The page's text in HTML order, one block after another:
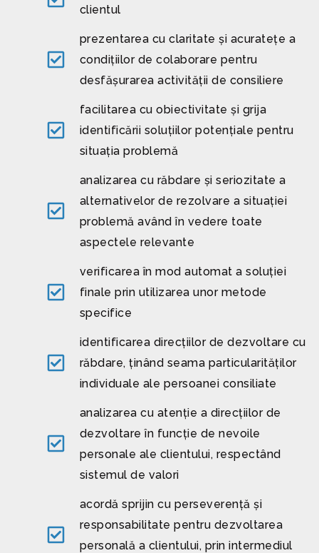
clientul
prezentarea cu claritate și acuratețe a
condițiilor de colaborare pentru
desfășurarea activității de consiliere
facilitarea cu obiectivitate și grija
identificării soluțiilor potențiale pentru
situația problemă
analizarea cu răbdare și seriozitate a
alternativelor de rezolvare a situației
problemă având în vedere toate
aspectele relevante
verificarea în mod automat a soluției
finale prin utilizarea unor metode
specifice
identificarea direcțiilor de dezvoltare cu
răbdare, ținând seama particularităților
individuale ale persoanei consiliate
analizarea cu atenție a direcțiilor de
dezvoltare în funcție de nevoile
personale ale clientului, respectând
sistemul de valori
acordă sprijin cu perseverență și
responsabilitate pentru dezvoltarea
personală a clientului, prin intermediul